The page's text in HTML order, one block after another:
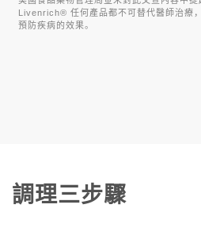
Livenrich® 任何產品都不可替代醫師治療
預防疾病的效果。
調理三步驟